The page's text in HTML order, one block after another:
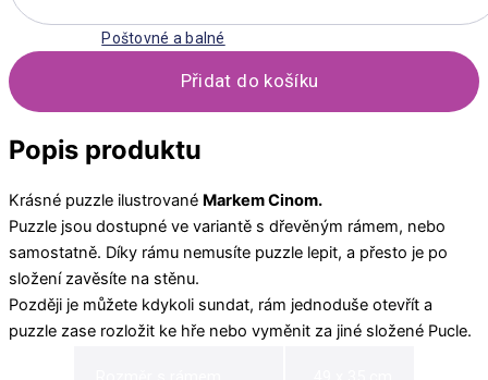
Poštovné a balné
Přidat do košíku
Popis produktu
Krásné puzzle ilustrované Markem Cinom.
Puzzle jsou dostupné ve variantě s dřevěným rámem, nebo
samostatně. Díky rámu nemusíte puzzle lepit, a přesto je po
složení zavěsíte na stěnu.
Později je můžete kdykoli sundat, rám jednoduše otevřít a
puzzle zase rozložit ke hře nebo vyměnit za jiné složené Pucle.